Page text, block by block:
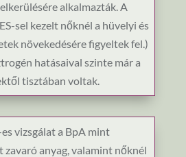
alkalmazták. A
sel kezelt nőknél a hüvelyi és
növekedésére figyeltek fel.)
hatásaival szinte már a
tisztában voltak.
vizsgálat a BpA mint
anyag, valamint nőknél